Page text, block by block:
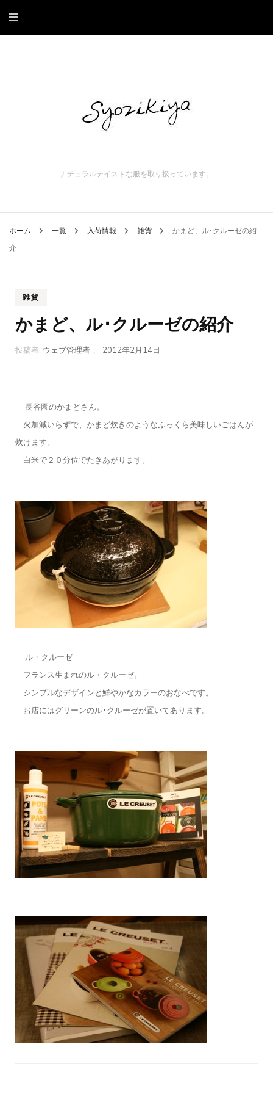
ナチュラルテイストな服を取り扱っています。
ホーム 一覧 入荷情報 雑貨
かまど、ル･クルーゼの紹
介
雑貨
かまど、ル･クルーゼの紹介
投稿者: ウェブ管理者 、 2012年2月14日
長谷園のかまどさん。
火加減いらずで、かまど炊きのようなふっくら美味しいごはんが
炊けます。
白米で２０分位でたきあがります。
ル・クルーゼ
フランス生まれのル・クルーゼ。
シンプルなデザインと鮮やかなカラーのおなべです。
お店にはグリーンのル･クルーゼが置いてあります。